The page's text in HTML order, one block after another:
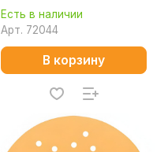
2608621755
Есть в наличии
Арт. 72044
В корзину